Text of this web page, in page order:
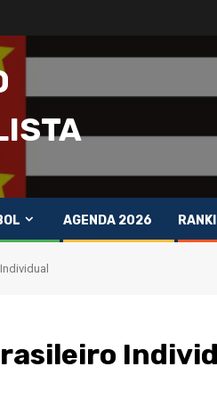
AGENDA 2026